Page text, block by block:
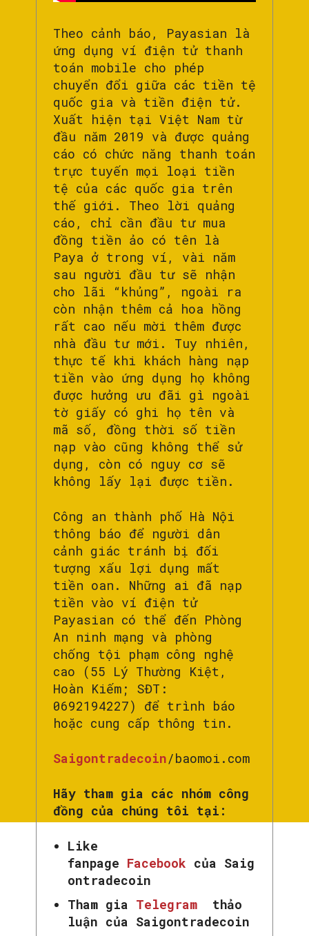
Theo cảnh báo, Payasian là
ứng dụng ví điện tử thanh
toán mobile cho phép
chuyển đổi giữa các tiền tệ
quốc gia và tiền điện tử.
Xuất hiện tại Việt Nam từ
đầu năm 2019 và được quảng
cáo có chức năng thanh toán
trực tuyến mọi loại tiền
tệ của các quốc gia trên
thế giới. Theo lời quảng
cáo, chỉ cần đầu tư mua
đồng tiền ảo có tên là
Paya ở trong ví, vài năm
sau người đầu tư sẽ nhận
cho lãi “khủng”, ngoài ra
còn nhận thêm cả hoa hồng
rất cao nếu mời thêm được
nhà đầu tư mới. Tuy nhiên,
thực tế khi khách hàng nạp
tiền vào ứng dụng họ không
được hưởng ưu đãi gì ngoài
tờ giấy có ghi họ tên và
mã số, đồng thời số tiền
nạp vào cũng không thể sử
dụng, còn có nguy cơ sẽ
không lấy lại được tiền.
Công an thành phố Hà Nội
thông báo để người dân
cảnh giác tránh bị đối
tượng xấu lợi dụng mất
tiền oan. Những ai đã nạp
tiền vào ví điện tử
Payasian có thể đến Phòng
An ninh mạng và phòng
chống tội phạm công nghệ
cao (55 Lý Thường Kiệt,
Hoàn Kiếm; SĐT:
0692194227) để trình báo
hoặc cung cấp thông tin.
Saigontradecoin/baomoi.com
Hãy tham gia các nhóm công
đồng của chúng tôi tại:
Like
fanpage Facebook của Saig
ontradecoin
Tham gia Telegram
thảo
luận của Saigontradecoin